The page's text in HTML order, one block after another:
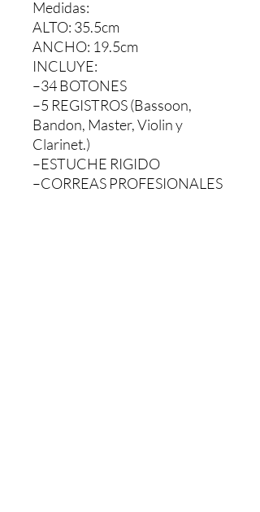
Medidas:
ALTO: 35.5cm
ANCHO: 19.5cm
INCLUYE:
–34 BOTONES
–5 REGISTROS (Bassoon,
Bandon, Master, Violin y
Clarinet.)
–ESTUCHE RIGIDO
–CORREAS PROFESIONALES